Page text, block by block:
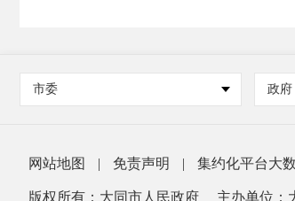
市委 政府
网站地图 | 免责声明 | 集约化平台大
版权所有：大同市人民政府 主办单位：